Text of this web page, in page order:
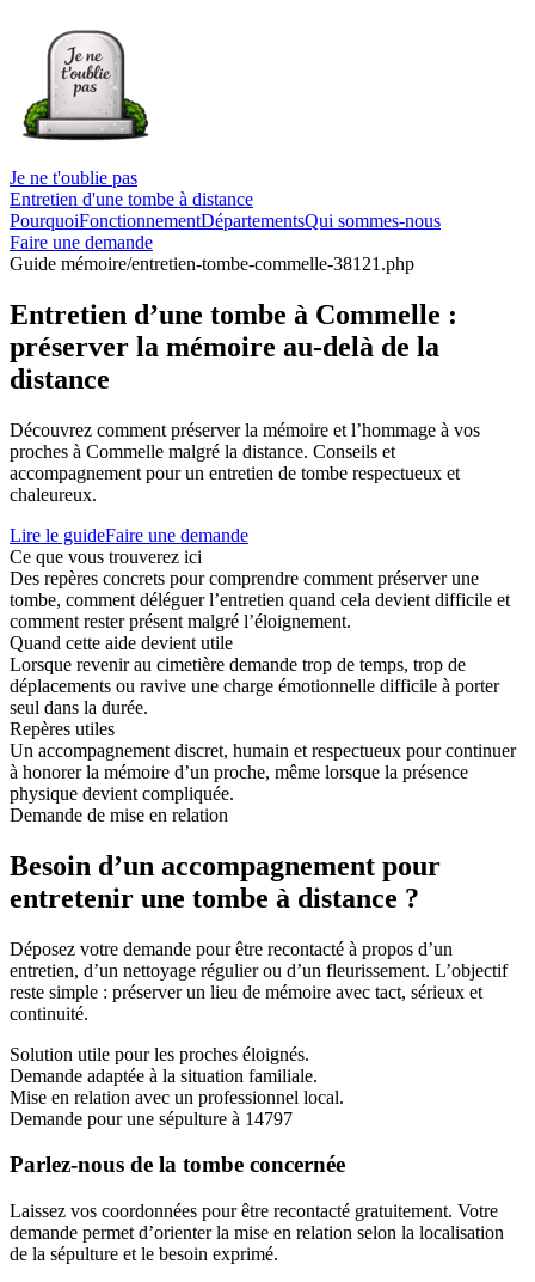
Je ne t'oublie pas
Entretien d'une tombe à distance
PourquoiFonctionnementDépartementsQui sommes-nous
Faire une demande
Guide mémoire/entretien-tombe-commelle-38121.php
Entretien d’une tombe à Commelle :
préserver la mémoire au-delà de la
distance
Découvrez comment préserver la mémoire et l’hommage à vos
proches à Commelle malgré la distance. Conseils et
accompagnement pour un entretien de tombe respectueux et
chaleureux.
Lire le guideFaire une demande
Ce que vous trouverez ici
Des repères concrets pour comprendre comment préserver une
tombe, comment déléguer l’entretien quand cela devient difficile et
comment rester présent malgré l’éloignement.
Quand cette aide devient utile
Lorsque revenir au cimetière demande trop de temps, trop de
déplacements ou ravive une charge émotionnelle difficile à porter
seul dans la durée.
Repères utiles
Un accompagnement discret, humain et respectueux pour continuer
à honorer la mémoire d’un proche, même lorsque la présence
physique devient compliquée.
Demande de mise en relation
Besoin d’un accompagnement pour
entretenir une tombe à distance ?
Déposez votre demande pour être recontacté à propos d’un
entretien, d’un nettoyage régulier ou d’un fleurissement. L’objectif
reste simple : préserver un lieu de mémoire avec tact, sérieux et
continuité.
Solution utile pour les proches éloignés.
Demande adaptée à la situation familiale.
Mise en relation avec un professionnel local.
Demande pour une sépulture à 14797
Parlez-nous de la tombe concernée
Laissez vos coordonnées pour être recontacté gratuitement. Votre
demande permet d’orienter la mise en relation selon la localisation
de la sépulture et le besoin exprimé.